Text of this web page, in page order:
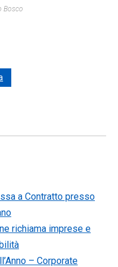
Bosco
a Contratto presso
richiama imprese e
– Corporate